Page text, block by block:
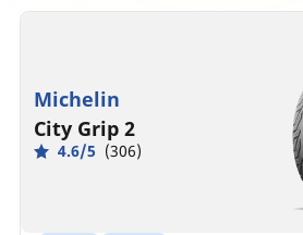
Michelin
City Grip 2
4.6/5 (306)